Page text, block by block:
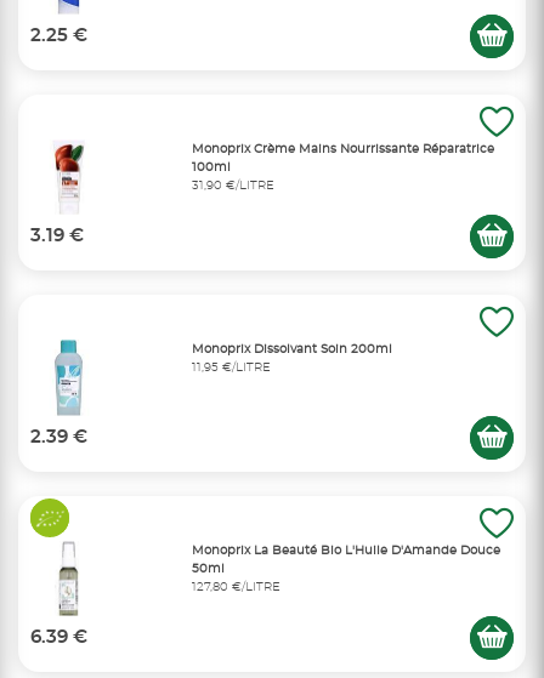
2.25 €
Monoprix Crème Mains Nourrissante Réparatrice
100ml
31,90 €/LITRE
3.19 €
Monoprix Dissolvant Soin 200ml
11,95 €/LITRE
2.39 €
Monoprix La Beauté Bio L'Huile D'Amande Douce
50ml
127,80 €/LITRE
6.39 €